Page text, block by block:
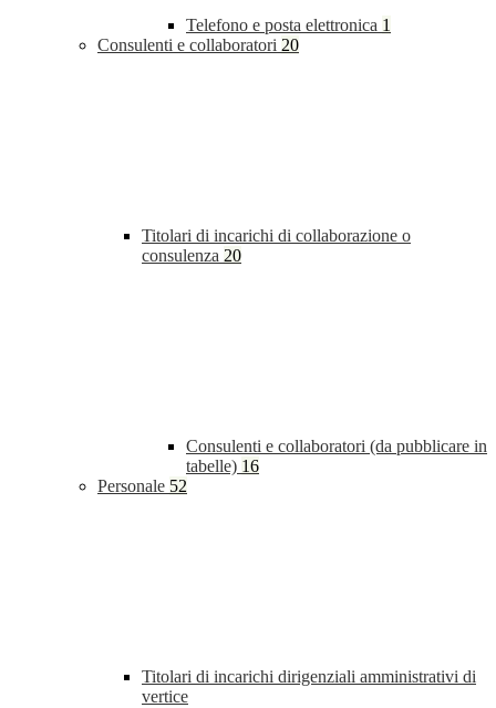
Telefono e posta elettronica 1
Consulenti e collaboratori 20
Titolari di incarichi di collaborazione o
consulenza 20
Consulenti e collaboratori (da pubblicare in
tabelle) 16
Personale 52
Titolari di incarichi dirigenziali amministrativi di
vertice